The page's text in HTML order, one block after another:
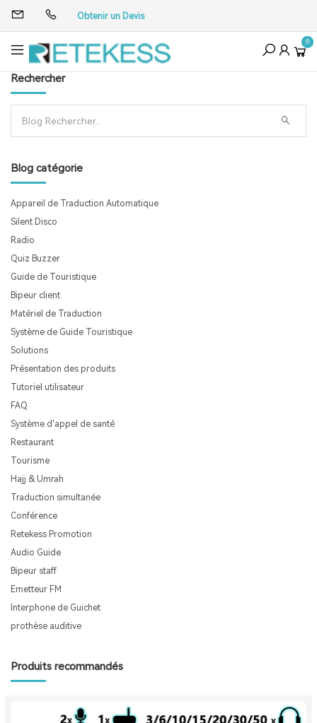
Obtenir un Devis
0
Rechercher
Blog catégorie
Appareil de Traduction Automatique
Silent Disco
Radio
Quiz Buzzer
Guide de Touristique
Bipeur client
Matériel de Traduction
Système de Guide Touristique
Solutions
Présentation des produits
Tutoriel utilisateur
FAQ
Système d'appel de santé
Restaurant
Tourisme
Hajj & Umrah
Traduction simultanée
Conférence
Retekess Promotion
Audio Guide
Bipeur staff
Emetteur FM
Interphone de Guichet
prothèse auditive
Produits recommandés